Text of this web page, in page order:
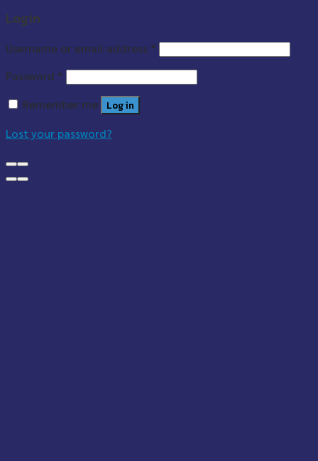
Login
Username or email address *
Password *
Remember me
Log in
Lost your password?